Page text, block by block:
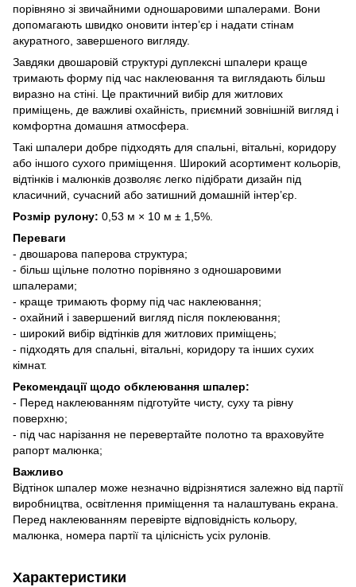
порівняно зі звичайними одношаровими шпалерами. Вони
допомагають швидко оновити інтер’єр і надати стінам
акуратного, завершеного вигляду.
Завдяки двошаровій структурі дуплексні шпалери краще
тримають форму під час наклеювання та виглядають більш
виразно на стіні. Це практичний вибір для житлових
приміщень, де важливі охайність, приємний зовнішній вигляд і
комфортна домашня атмосфера.
Такі шпалери добре підходять для спальні, вітальні, коридору
або іншого сухого приміщення. Широкий асортимент кольорів,
відтінків і малюнків дозволяє легко підібрати дизайн під
класичний, сучасний або затишний домашній інтер’єр.
Розмір рулону: 0,53 м × 10 м ± 1,5%.
Переваги
- двошарова паперова структура;
- більш щільне полотно порівняно з одношаровими
шпалерами;
- краще тримають форму під час наклеювання;
- охайний і завершений вигляд після поклеювання;
- широкий вибір відтінків для житлових приміщень;
- підходять для спальні, вітальні, коридору та інших сухих
кімнат.
Рекомендації щодо обклеювання шпалер:
- Перед наклеюванням підготуйте чисту, суху та рівну
поверхню;
- під час нарізання не перевертайте полотно та враховуйте
рапорт малюнка;
Важливо
Відтінок шпалер може незначно відрізнятися залежно від партії
виробництва, освітлення приміщення та налаштувань екрана.
Перед наклеюванням перевірте відповідність кольору,
малюнка, номера партії та цілісність усіх рулонів.
Характеристики